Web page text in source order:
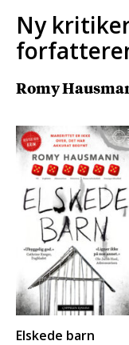
Ny
Romy
Elskede barn